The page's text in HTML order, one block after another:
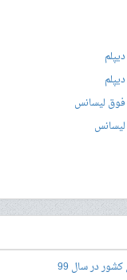
فوق لیسانس
در سال 99